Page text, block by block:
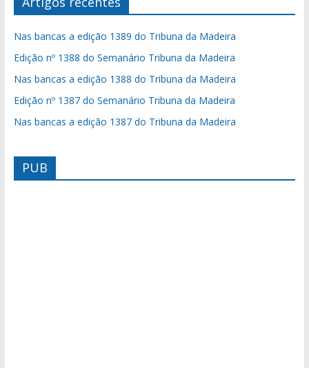
Nas bancas a edição 1389 do Tribuna da Madeira
Edição nº 1388 do Semanário Tribuna da Madeira
Nas bancas a edição 1388 do Tribuna da Madeira
Edição nº 1387 do Semanário Tribuna da Madeira
Nas bancas a edição 1387 do Tribuna da Madeira
PUB